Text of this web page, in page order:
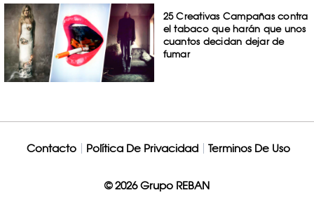
25 Creativas Campañas contra
el tabaco que harán que unos
cuantos decidan dejar de
fumar
Contacto Política De Privacidad Terminos De Uso
© 2026 Grupo REBAN